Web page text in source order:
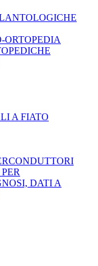
ORTOPEDIA
A FIATO
DATI A